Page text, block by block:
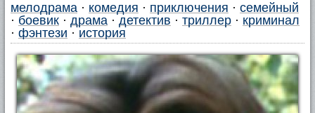
мелодрама · комедия · приключения · семейный
· боевик · драма · детектив · триллер · криминал
· фэнтези · история